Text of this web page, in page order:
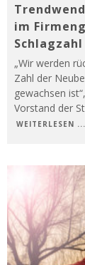
im
Schlagzahl
„Wir werden
Zahl der
gewachsen
Vorstand der
WEITERLESEN ...